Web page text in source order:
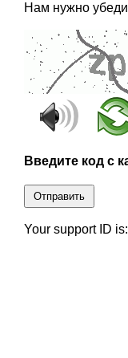
Нам нужно
Введите код с
Отправить
Your support ID